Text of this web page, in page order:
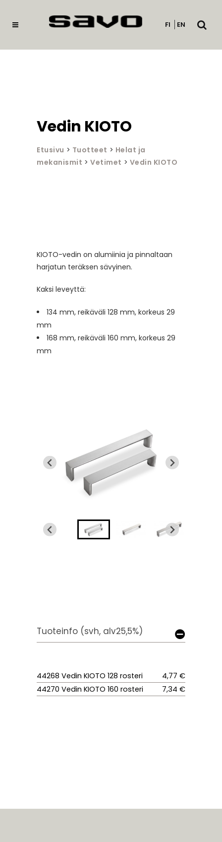
FI EN
Avaa
Vedin KIOTO
Etusivu > Tuotteet > Helat ja
mekanismit > Vetimet > Vedin KIOTO
KIOTO-vedin on alumiinia ja pinnaltaan
harjatun teräksen sävyinen.
Kaksi leveyttä:
134 mm, reikäväli 128 mm, korkeus 29
mm
168 mm, reikäväli 160 mm, korkeus 29
mm
Tuoteinfo (svh, alv25,5%)
44268 Vedin KIOTO 128 rosteri
4,77 €
44270 Vedin KIOTO 160 rosteri
7,34 €